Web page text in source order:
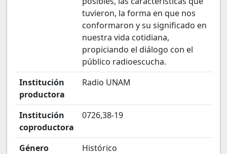
tuvieron, la forma en que nos
conformaron y su significado en
nuestra vida cotidiana,
propiciando el diálogo con el
público radioescucha.
Institución
productora
Radio UNAM
Institución
coproductora
0726,38-19
Género
Histórico